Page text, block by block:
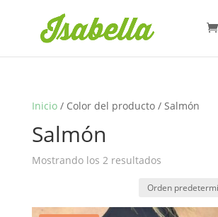
Inicio/ Color del producto / Salmón
Salmón
Mostrando los 2 resultados